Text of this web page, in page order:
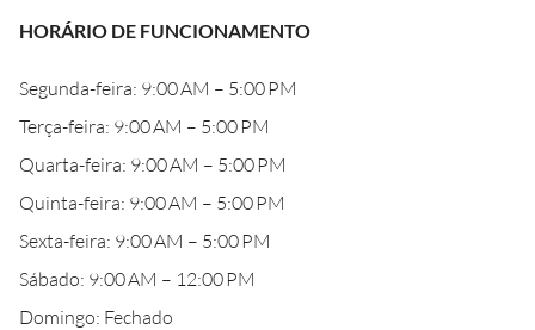
HORÁRIO DE FUNCIONAMENTO
Segunda-feira: 9:00 AM – 5:00 PM
Terça-feira: 9:00 AM – 5:00 PM
Quarta-feira: 9:00 AM – 5:00 PM
Quinta-feira: 9:00 AM – 5:00 PM
Sexta-feira: 9:00 AM – 5:00 PM
Sábado: 9:00 AM – 12:00 PM
Domingo: Fechado